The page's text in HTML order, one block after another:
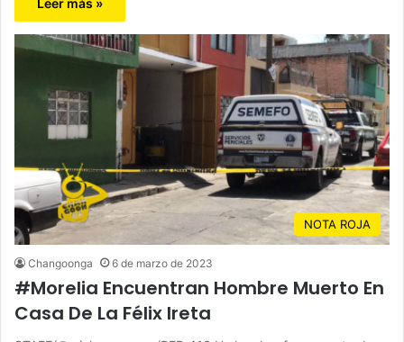
NOTA ROJA
Changoonga 6 de marzo de 2023
#Morelia Encuentran Hombre Muerto En
Casa De La Félix Ireta